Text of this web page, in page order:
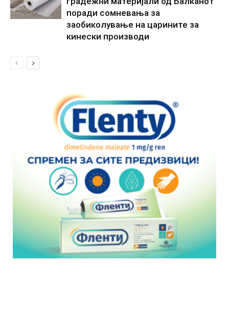
поради сомневања за
заобиколување на царините за
кинески производи